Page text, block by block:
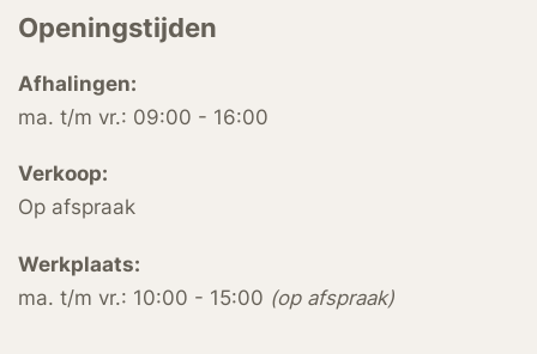
Openingstijden
Afhalingen:
ma. t/m vr.: 09:00 - 16:00
Verkoop:
Op afspraak
Werkplaats:
ma. t/m vr.: 10:00 - 15:00 (op afspraak)